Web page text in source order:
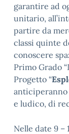
garantire ad
unitario,
partire da
classi quinte
conoscere
Primo Grado
Progetto “
anticiperanno
e ludico, di
Nelle date 9 –